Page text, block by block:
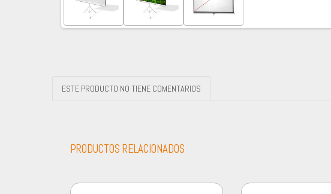
ESTE PRODUCTO NO TIENE COMENTARIOS
PRODUCTOS RELACIONADOS